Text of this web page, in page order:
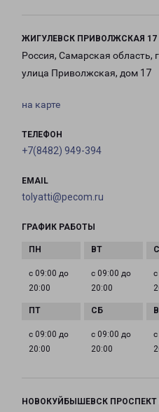
ЖИГУЛЕВСК ПРИВОЛЖСКАЯ 17
Россия, Самарская область,
улица Приволжская, дом 17
на карте
ТЕЛЕФОН
+7(8482) 949-394
EMAIL
tolyatti@pecom.ru
ГРАФИК РАБОТЫ
с 09:00 до
20:00
с 09:00 до
20:00
с 09:00 до
20:00
с 09:00 до
20:00
НОВОКУЙБЫШЕВСК